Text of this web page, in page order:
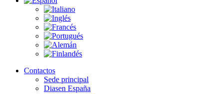
Contactos
Sede principal
Diasen España